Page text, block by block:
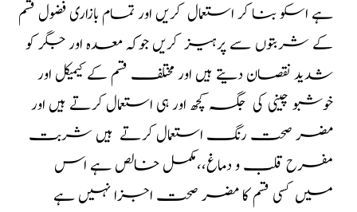
ہے اسکو بنا کر استعمال کریں اور تمام بازاری فضول قسم
کے شربتوں سے پرہیز کریں جوکہ معدہ اور جگر کو
شدید نقصان دیتے ہیں اور مختلف قسم کے کیمیکل اور
خوشبو چینی کی جگہ کچھ اور ہی استعمال کرتے ہیں اور
مضر صحت رنگ استعمال کرتے ہیں شربت
مفرح قلب و دماغ،،مکمل خالص ہے اس
میں کسی قسم کا مضر صحت اجزا نہیں ہے